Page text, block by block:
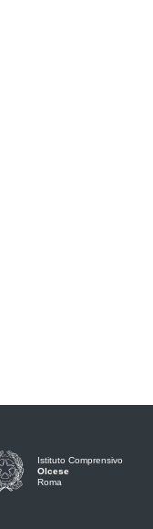
Istituto Comprensivo
Olcese
Roma